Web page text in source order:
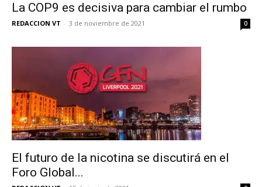
No te pierdas de las
últimas noticias
Suscríbete a nuestro boletín diario y
recibe todas las noticias del vapeo y la
La COP9 es decisiva para cambiar el rumbo
REDACCION VT - 3 de noviembre de 2021 0
El futuro de la nicotina se discutirá en el
Foro Global...